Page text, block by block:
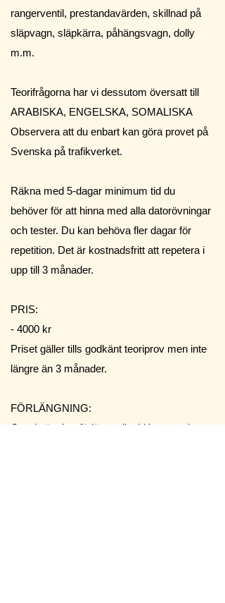
rangerventil, prestandavärden, skillnad på
släpvagn, släpkärra, påhängsvagn, dolly
m.m.
Teorifrågorna har vi dessutom översatt till
ARABISKA, ENGELSKA, SOMALISKA
Observera att du enbart kan göra provet på
Svenska på trafikverket.
Räkna med 5-dagar minimum tid du
behöver för att hinna med alla datorövningar
och tester. Du kan behöva fler dagar för
repetition. Det är kostnadsfritt att repetera i
upp till 3 månader.
PRIS:
- 4000 kr
Priset gäller tills godkänt teoriprov men inte
längre än 3 månader.
FÖRLÄNGNING:
Om du önskar förlänga din tid hos oss kan